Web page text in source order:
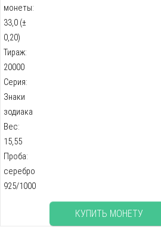
монеты:
33,0 (±
0,20)
Тираж:
20000
Серия:
Знаки
зодиака
Вес:
15,55
Проба:
серебро
925/1000
КУПИТЬ МОНЕТУ